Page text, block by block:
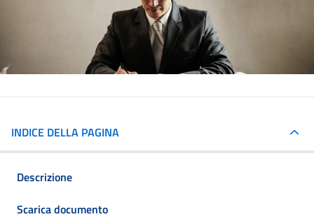
INDICE DELLA PAGINA
Descrizione
Scarica documento